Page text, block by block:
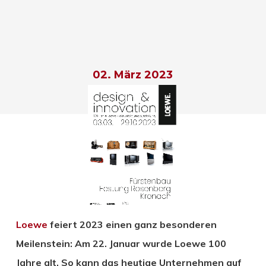
02. März 2023
Loewe feiert 2023 einen ganz besonderen
Meilenstein: Am 22. Januar wurde Loewe 100
Jahre alt. So kann das heutige Unternehmen auf